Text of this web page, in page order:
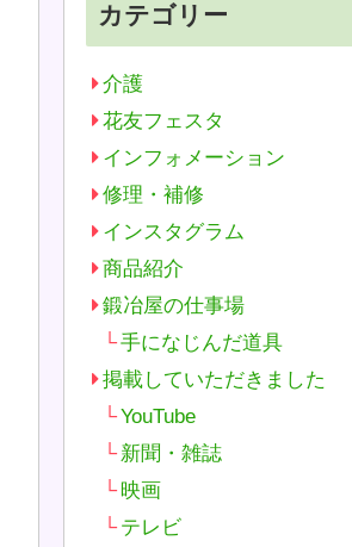
カテゴリー
介護
花友フェスタ
インフォメーション
修理・補修
インスタグラム
商品紹介
鍛冶屋の仕事場
手になじんだ道具
掲載していただきました
YouTube
新聞・雑誌
映画
テレビ